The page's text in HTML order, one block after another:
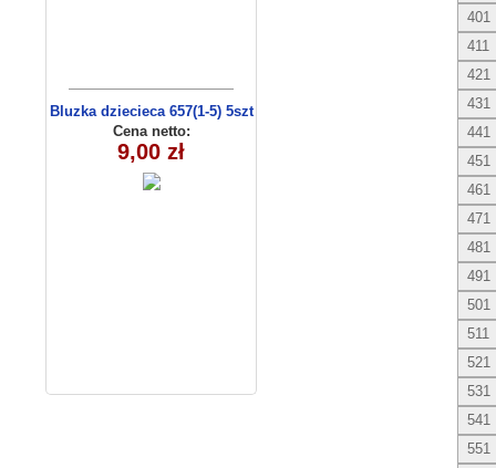
Bluzka dziecieca 657(1-5) 5szt
Cena netto:
9,00 zł
401
411
421
431
441
451
461
471
481
491
501
511
521
531
541
551